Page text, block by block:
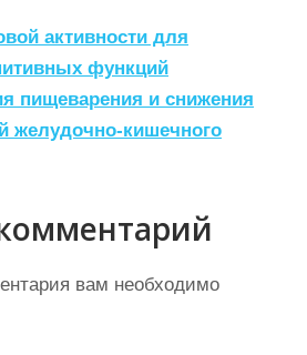
активности для
функций
пищеварения и снижения
желудочно-кишечного
вам необходимо